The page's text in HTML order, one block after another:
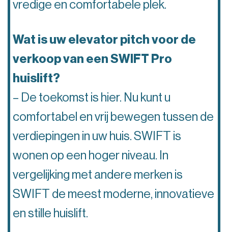
vredige en comfortabele plek.
Wat is uw elevator pitch voor de
verkoop van een SWIFT Pro
huislift?
– De toekomst is hier. Nu kunt u
comfortabel en vrij bewegen tussen de
verdiepingen in uw huis. SWIFT is
wonen op een hoger niveau. In
vergelijking met andere merken is
SWIFT de meest moderne, innovatieve
en stille huislift.